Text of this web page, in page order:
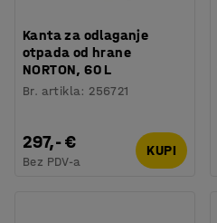
Kanta za odlaganje
otpada od hrane
NORTON, 60 L
Br. artikla: 256721
297,- €
Bez PDV-a
KUPI